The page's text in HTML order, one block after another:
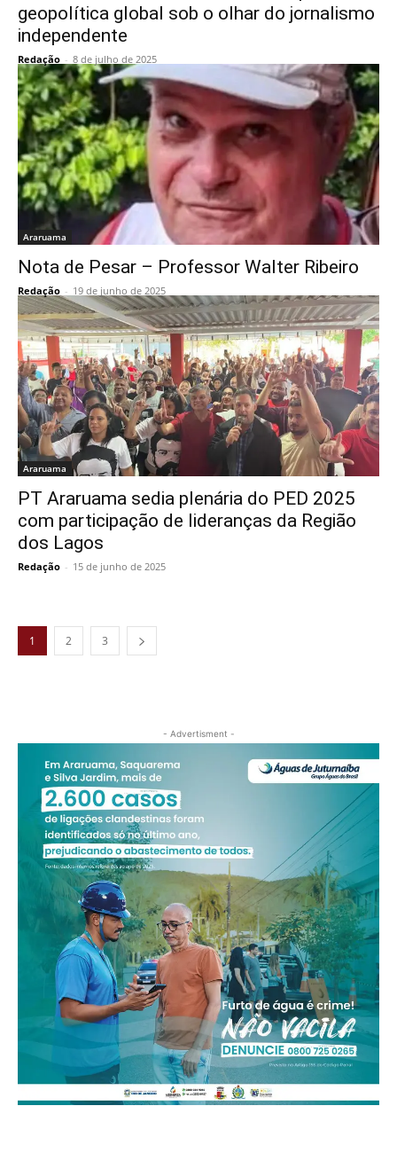
geopolítica global sob o olhar do jornalismo
independente
Redação - 8 de julho de 2025
Araruama
Nota de Pesar – Professor Walter Ribeiro
Redação - 19 de junho de 2025
Araruama
PT Araruama sedia plenária do PED 2025
com participação de lideranças da Região
dos Lagos
Redação - 15 de junho de 2025
1 2 3
- Advertisment -